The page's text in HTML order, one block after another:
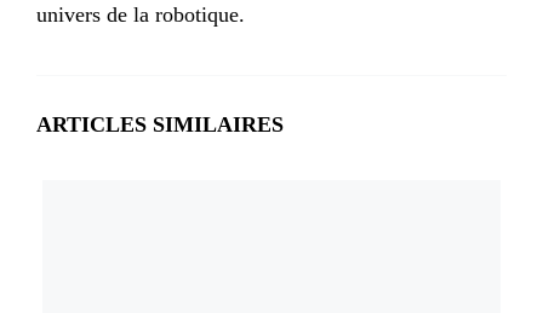
univers de la robotique.
ARTICLES SIMILAIRES